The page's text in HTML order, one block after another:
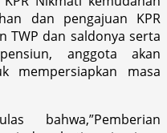
dan pengajuan KPR
TWP dan saldonya serta
anggota akan
mempersiapkan masa
bahwa,”Pemberian